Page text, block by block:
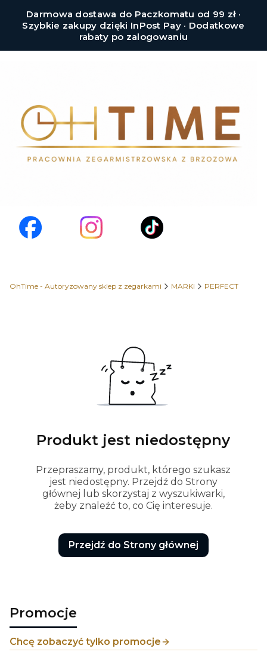
Darmowa dostawa do Paczkomatu od 99 zł ·
Szybkie zakupy dzięki InPost Pay · Dodatkowe
rabaty po zalogowaniu
OhTime - Autoryzowany sklep z zegarkami MARKI PERFECT
Produkt jest niedostępny
Przepraszamy, produkt, którego szukasz
jest niedostępny. Przejdź do Strony
głównej lub skorzystaj z wyszukiwarki,
żeby znaleźć to, co Cię interesuje.
Przejdź do Strony głównej
Promocje
Chcę zobaczyć tylko promocje